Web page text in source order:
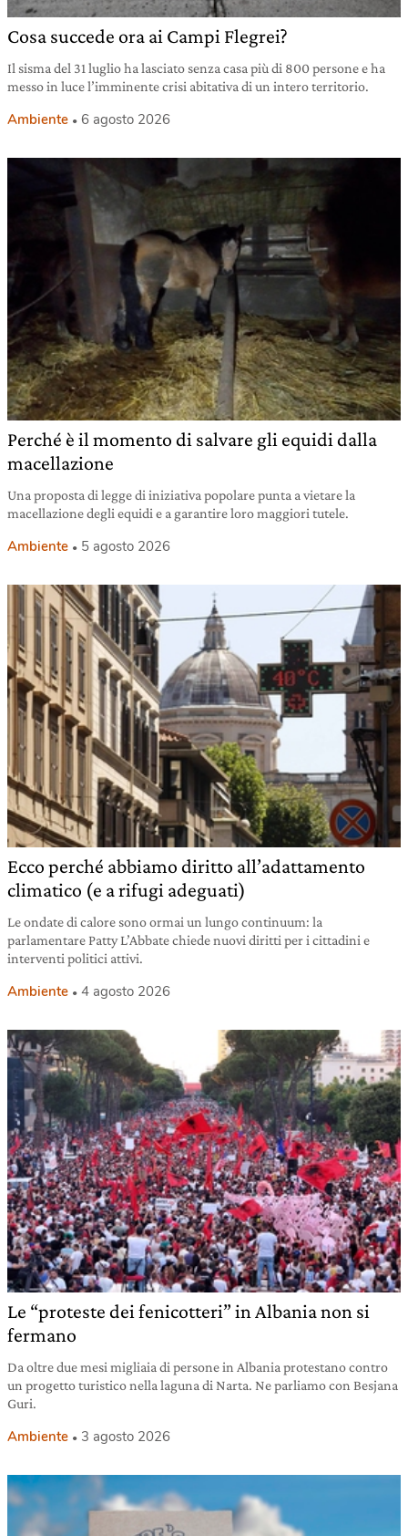
Cosa succede ora ai Campi Flegrei?
Il sisma del 31 luglio ha lasciato senza casa più di 800 persone e ha
messo in luce l’imminente crisi abitativa di un intero territorio.
Ambiente 6 agosto 2026
Perché è il momento di salvare gli equidi dalla
macellazione
Una proposta di legge di iniziativa popolare punta a vietare la
macellazione degli equidi e a garantire loro maggiori tutele.
Ambiente 5 agosto 2026
Ecco perché abbiamo diritto all’adattamento
climatico (e a rifugi adeguati)
Le ondate di calore sono ormai un lungo continuum: la
parlamentare Patty L’Abbate chiede nuovi diritti per i cittadini e
interventi politici attivi.
Ambiente 4 agosto 2026
Le “proteste dei fenicotteri” in Albania non si
fermano
Da oltre due mesi migliaia di persone in Albania protestano contro
un progetto turistico nella laguna di Narta. Ne parliamo con Besjana
Guri.
Ambiente 3 agosto 2026